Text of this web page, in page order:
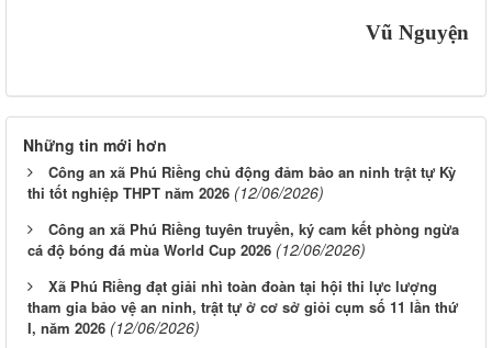
Vũ Nguyện
Những tin mới hơn
Công an xã Phú Riềng chủ động đảm bảo an ninh trật tự Kỳ
thi tốt nghiệp THPT năm 2026 (12/06/2026)
Công an xã Phú Riềng tuyên truyền, ký cam kết phòng ngừa
cá độ bóng đá mùa World Cup 2026 (12/06/2026)
Xã Phú Riềng đạt giải nhì toàn đoàn tại hội thi lực lượng
tham gia bảo vệ an ninh, trật tự ở cơ sở giỏi cụm số 11 lần thứ
I, năm 2026 (12/06/2026)